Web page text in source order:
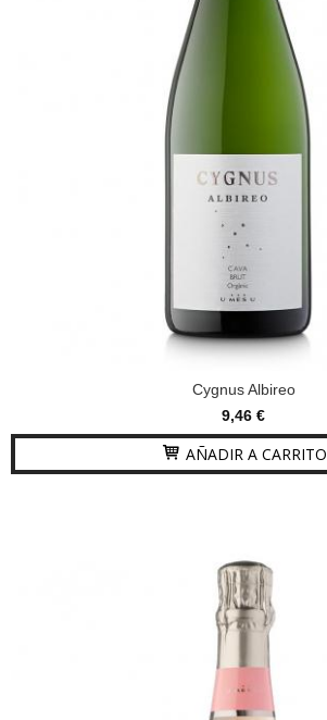
Cygnus Albireo
9,46 €
AÑADIR A CARRITO